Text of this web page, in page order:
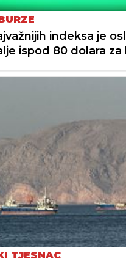
indeksa je
ispod 80 dolara za
TJESNAC